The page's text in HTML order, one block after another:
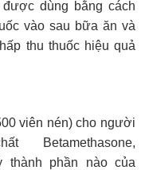
dùng bằng cách
vào sau bữa ăn và
thu thuốc hiệu quả
viên nén) cho người
thành phần nào của